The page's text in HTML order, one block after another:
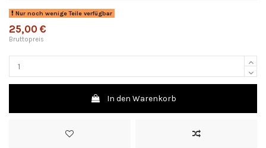
Nur noch wenige Teile verfügbar
25,00 €
Bruttopreis
In den Warenkorb